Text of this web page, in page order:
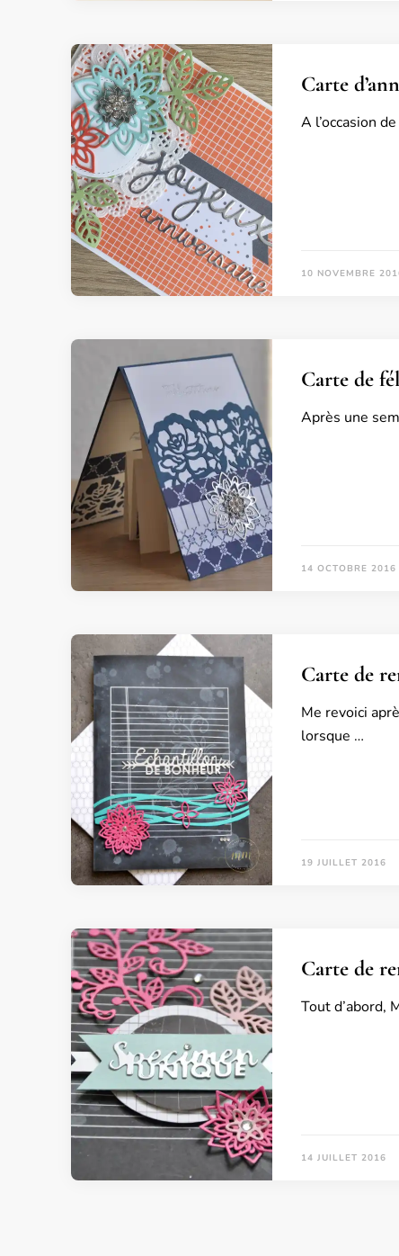
Carte
A l’occasion
10 NOVEMBRE
Carte de
Après une
14 OCTOBRE 2016
Carte de
Me revoici
lorsque …
19 JUILLET 2016
Carte de
Tout d’abord,
14 JUILLET 2016